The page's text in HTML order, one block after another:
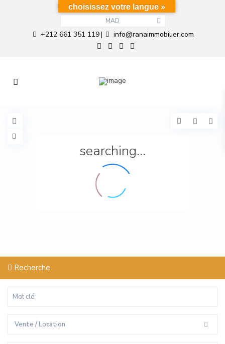
MAD
+212 661 351 119| info@ranaimmobilier.com
searching...
Recherche
Vente / Location
choisissez votre langue »